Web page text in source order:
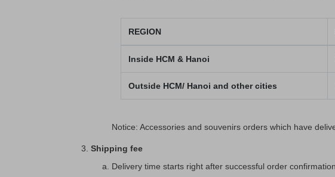
REGION
Inside HCM & Hanoi
Outside HCM/ Hanoi and other cities
Notice: Accessories and souvenirs orders which have
Shipping fee
Delivery time starts right after successful order